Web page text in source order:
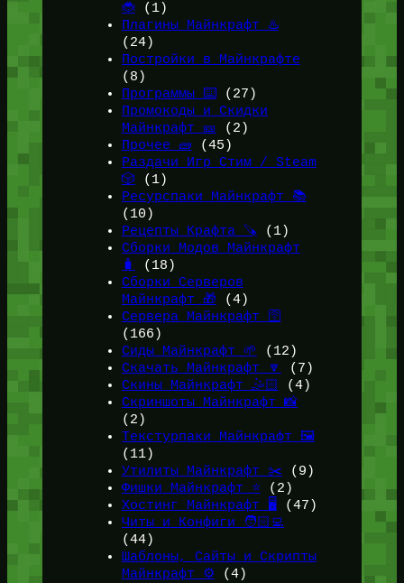
🐞(1)
Плагины Майнкрафт ♨️
(24)
Постройки в Майнкрафте
(8)
Программы ⌨️(27)
Промокоды и Скидки
Майнкрафт 🎫
(2)
Прочее 🧱 (45)
Раздачи Игр Стим / Steam
🎲 (1)
Ресурспаки Майнкрафт 📚
(10)
Рецепты Крафта 🪚 (1)
Сборки Модов Майнкрафт
🧳
(18)
Сборки Серверов
Майнкрафт 🎁 (4)
Сервера Майнкрафт 🛜
(166)
Сиды Майнкрафт 🌱
(12)
Скачать Майнкрафт 🔽
(7)
Скины Майнкрафт 🤹🏻
(4)
Скриншоты Майнкрафт 📸
(2)
Текстурпаки Майнкрафт 🖼️
(11)
Утилиты Майнкрафт ✂️ (9)
Фишки Майнкрафт ⭐(2)
Хостинг Майнкрафт 🖥️ (47)
Читы и Конфиги 🧑🏻‍💻
(44)
Шаблоны, Сайты и Скрипты
Майнкрафт ⚙️ (4)